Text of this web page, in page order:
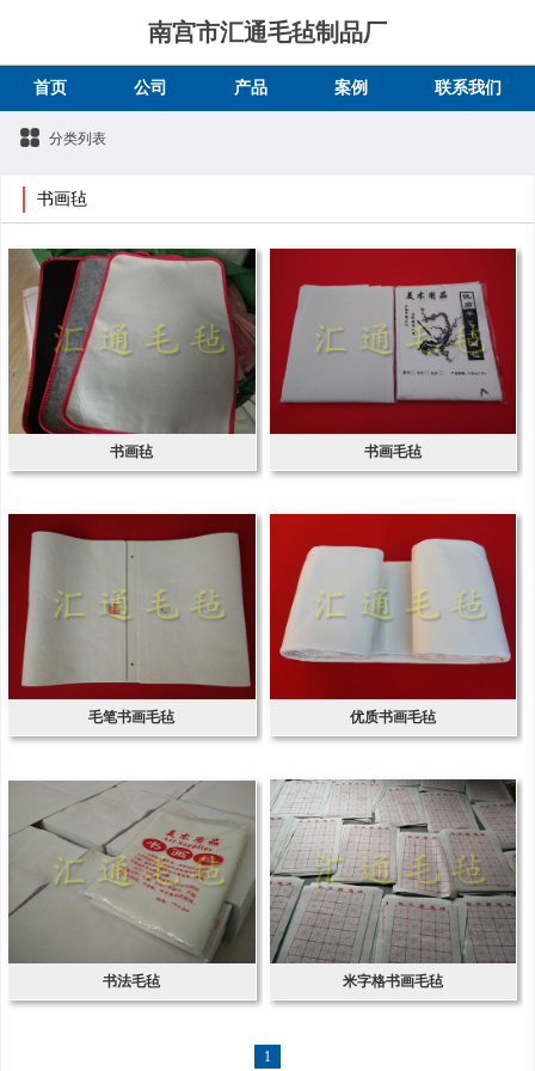
南宫市汇通毛毡制品厂
首页 公司 产品 案例 联系我们
分类列表
书画毡
书画毡 书画毛毡
毛笔书画毛毡 优质书画毛毡
书法毛毡 米字格书画毛毡
1